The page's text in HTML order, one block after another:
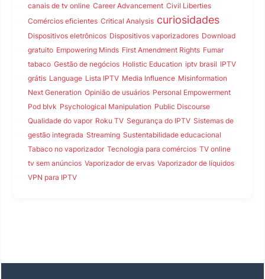
canais de tv online Career Advancement Civil Liberties
Comércios eficientes Critical Analysis curiosidades
Dispositivos eletrônicos Dispositivos vaporizadores Download
gratuito Empowering Minds First Amendment Rights Fumar
tabaco Gestão de negócios Holistic Education iptv brasil IPTV
grátis Language Lista IPTV Media Influence Misinformation
Next Generation Opinião de usuários Personal Empowerment
Pod blvk Psychological Manipulation Public Discourse
Qualidade do vapor Roku TV Segurança do IPTV Sistemas de
gestão integrada Streaming Sustentabilidade educacional
Tabaco no vaporizador Tecnologia para comércios TV online
tv sem anúncios Vaporizador de ervas Vaporizador de líquidos
VPN para IPTV